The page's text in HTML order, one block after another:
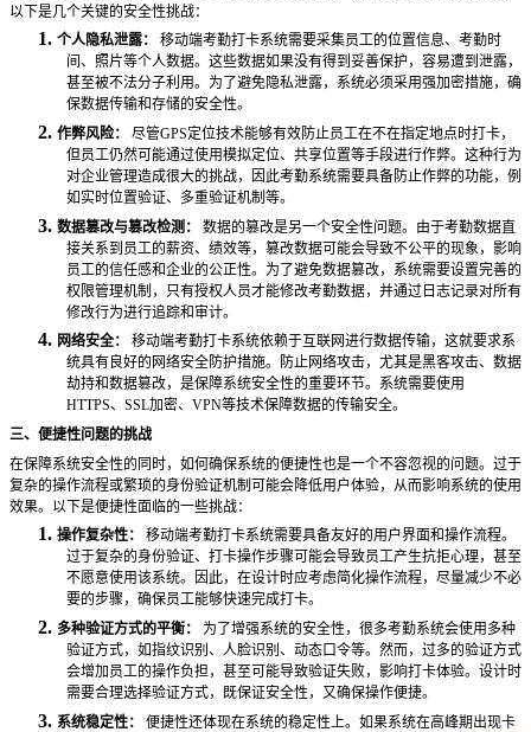
以下是几个关键的安全性挑战：
1. 个人隐私泄露：
移动端考勤打卡系统需要采集员工的位置信息、考勤时
间、照片等个人数据。这些数据如果没有得到妥善保护，容易遭到泄露，
甚至被不法分子利用。为了避免隐私泄露，系统必须采用强加密措施，确
保数据传输和存储的安全性。
2. 作弊风险： 尽管GPS定位技术能够有效防止员工在不在指定地点时打卡，
但员工仍然可能通过使用模拟定位、共享位置等手段进行作弊。这种行为
对企业管理造成很大的挑战，因此考勤系统需要具备防止作弊的功能，例
如实时位置验证、多重验证机制等。
3. 数据篡改与篡改检测：
数据的篡改是另一个安全性问题。由于考勤数据直
接关系到员工的薪资、绩效等，篡改数据可能会导致不公平的现象，影响
员工的信任感和企业的公正性。为了避免数据篡改，系统需要设置完善的
权限管理机制，只有授权人员才能修改考勤数据，并通过日志记录对所有
修改行为进行追踪和审计。
4. 网络安全：
移动端考勤打卡系统依赖于互联网进行数据传输，这就要求系
统具有良好的网络安全防护措施。防止网络攻击，尤其是黑客攻击、数据
劫持和数据篡改，是保障系统安全性的重要环节。系统需要使用
HTTPS、SSL加密、VPN等技术保障数据的传输安全。
三、便捷性问题的挑战
在保障系统安全性的同时，如何确保系统的便捷性也是一个不容忽视的问题。过于
复杂的操作流程或繁琐的身份验证机制可能会降低用户体验，从而影响系统的使用
效果。以下是便捷性面临的一些挑战：
1. 操作复杂性：
移动端考勤打卡系统需要具备友好的用户界面和操作流程。
过于复杂的身份验证、打卡操作步骤可能会导致员工产生抗拒心理，甚至
不愿意使用该系统。因此，在设计时应考虑简化操作流程，尽量减少不必
要的步骤，确保员工能够快速完成打卡。
2. 多种验证方式的平衡：
为了增强系统的安全性，很多考勤系统会使用多种
验证方式，如指纹识别、人脸识别、动态口令等。然而，过多的验证方式
会增加员工的操作负担，甚至可能导致验证失败，影响打卡体验。设计时
需要合理选择验证方式，既保证安全性，又确保操作便捷。
3. 系统稳定性：
便捷性还体现在系统的稳定性上。如果系统在高峰期出现卡